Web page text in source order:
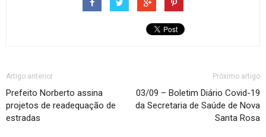
Artigo anterior
Prefeito Norberto assina
projetos de readequação de
estradas
Próximo artigo
03/09 – Boletim Diário Covid-19
da Secretaria de Saúde de Nova
Santa Rosa